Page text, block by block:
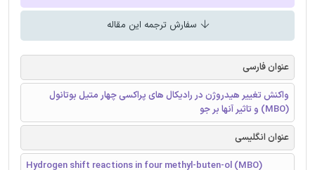
سفارش ترجمه این مقاله
عنوان فارسی
واکنش تغییر هیدروژن در رادیکال های پراکسی چهار متیل بوتانول
(MBO) و تاثیر آنها بر جو
عنوان انگلیسی
Hydrogen shift reactions in four methyl-buten-ol (MBO)